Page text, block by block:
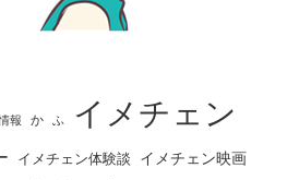
報 か ふ イメチェン
イメチェン体験談 イメチェン映画